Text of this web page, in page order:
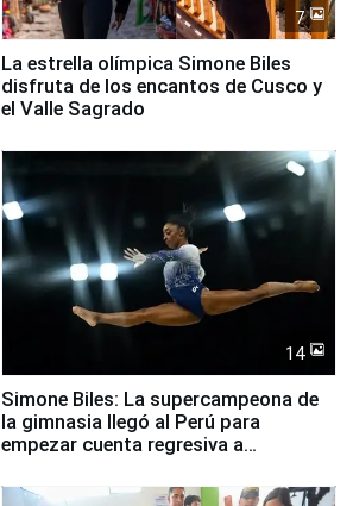
7
La estrella olímpica Simone Biles
disfruta de los encantos de Cusco y
el Valle Sagrado
14
Simone Biles: La supercampeona de
la gimnasia llegó al Perú para
empezar cuenta regresiva a